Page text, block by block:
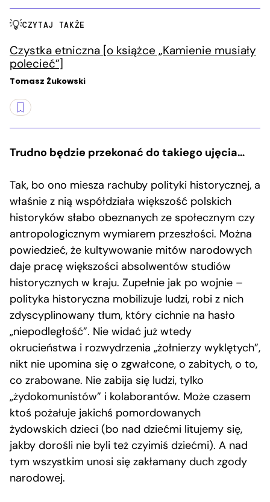
CZYTAJ TAKŻE
Czystka etniczna [o książce „Kamienie musiały
polecieć”]
Tomasz Żukowski
Trudno będzie przekonać do takiego ujęcia…
Tak, bo ono miesza rachuby polityki historycznej, a
właśnie z nią współdziała większość polskich
historyków słabo obeznanych ze społecznym czy
antropologicznym wymiarem przeszłości. Można
powiedzieć, że kultywowanie mitów narodowych
daje pracę większości absolwentów studiów
historycznych w kraju. Zupełnie jak po wojnie –
polityka historyczna mobilizuje ludzi, robi z nich
zdyscyplinowany tłum, który cichnie na hasło
„niepodległość”. Nie widać już wtedy
okrucieństwa i rozwydrzenia „żołnierzy wyklętych”,
nikt nie upomina się o zgwałcone, o zabitych, o to,
co zrabowane. Nie zabija się ludzi, tylko
„żydokomunistów” i kolaborantów. Może czasem
ktoś pożałuje jakichś pomordowanych
żydowskich dzieci (bo nad dziećmi litujemy się,
jakby dorośli nie byli też czyimiś dziećmi). A nad
tym wszystkim unosi się zakłamany duch zgody
narodowej.